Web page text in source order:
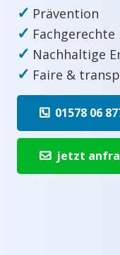
✓ Prävention
✓
✓ Nachhaltige
✓ Faire &
01578 06
jetzt